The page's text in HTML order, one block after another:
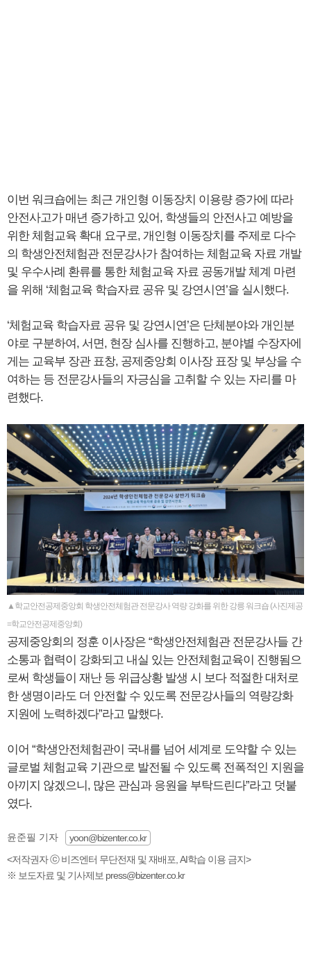
이번 워크숍에는 최근 개인형 이동장치 이용량 증가에 따라
안전사고가 매년 증가하고 있어, 학생들의 안전사고 예방을
위한 체험교육 확대 요구로, 개인형 이동장치를 주제로 다수
의 학생안전체험관 전문강사가 참여하는 체험교육 자료 개발
및 우수사례 환류를 통한 체험교육 자료 공동개발 체계 마련
을 위해 ‘체험교육 학습자료 공유 및 강연시연’을 실시했다.
‘체험교육 학습자료 공유 및 강연시연’은 단체분야와 개인분
야로 구분하여, 서면, 현장 심사를 진행하고, 분야별 수장자에
게는 교육부 장관 표창, 공제중앙회 이사장 표장 및 부상을 수
여하는 등 전문강사들의 자긍심을 고취할 수 있는 자리를 마
련했다.
▲학교안전공제중앙회 학생안전체험관 전문강사 역량 강화를 위한 강릉 워크숍 (사진제공
=학교안전공제중앙회)
공제중앙회의 정훈 이사장은 “학생안전체험관 전문강사들 간
소통과 협력이 강화되고 내실 있는 안전체험교육이 진행됨으
로써 학생들이 재난 등 위급상황 발생 시 보다 적절한 대처로
한 생명이라도 더 안전할 수 있도록 전문강사들의 역량강화
지원에 노력하겠다”라고 말했다.
이어 “학생안전체험관이 국내를 넘어 세계로 도약할 수 있는
글로벌 체험교육 기관으로 발전될 수 있도록 전폭적인 지원을
아끼지 않겠으니, 많은 관심과 응원을 부탁드린다”라고 덧붙
였다.
윤준필 기자
yoon@bizenter.co.kr
<저작권자 ⓒ 비즈엔터 무단전재 및 재배포, AI학습 이용 금지>
※ 보도자료 및 기사제보 press@bizenter.co.kr